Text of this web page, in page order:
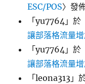
ESC/POS〉發
「yu7764 」於
讓部落格流量
「yu7764 」於
讓部落格流量
「leona313 」